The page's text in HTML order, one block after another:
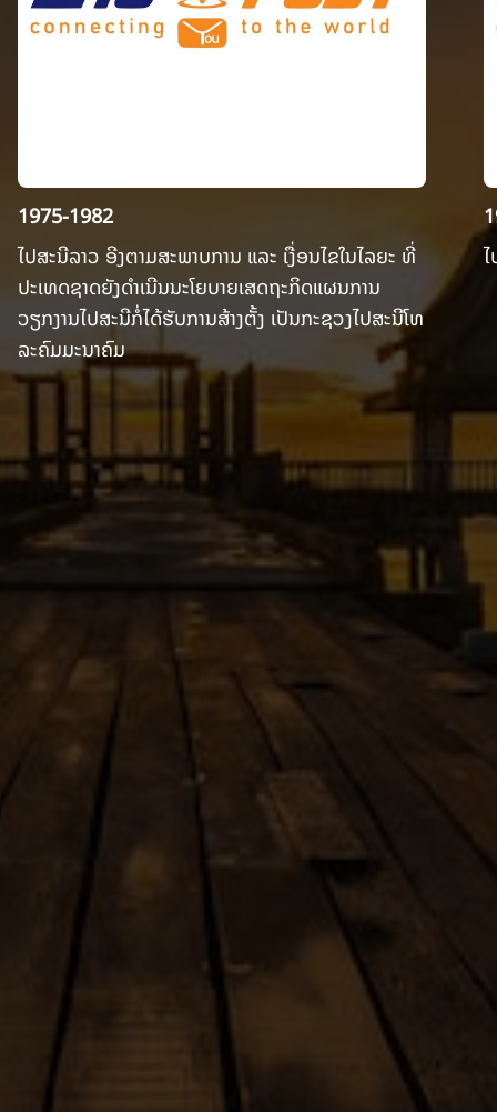
1975-1982
ໄປສະນີລາວ ອີງຕາມສະພາບການ ແລະ ເງື່ອນໄຂໃນໄລຍະ ທີ່
ປະເທດຊາດຍັງດຳເນີນນະໂຍບາຍເສດຖະກິດແຜນການ
ວຽກງານໄປສະນີກໍ່ໄດ້ຮັບການສ້າງຕັ້ງ ເປັນກະຊວງໄປສະນີໂທ
ລະຄົມມະນາຄົມ